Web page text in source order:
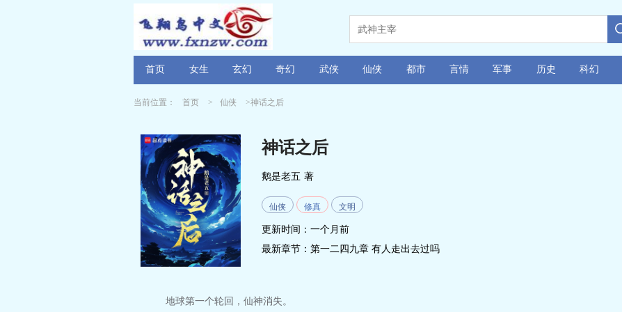
首页 女生 玄幻 奇幻 武侠 仙侠 都市 言情 军事 历史 科幻
当前位置： 首页 > 仙侠 >神话之后
神话之后
鹅是老五 著
仙侠 修真 文明
更新时间：一个月前
最新章节： 第一二四九章 有人走出去过吗
地球第一个轮回，仙神消失。